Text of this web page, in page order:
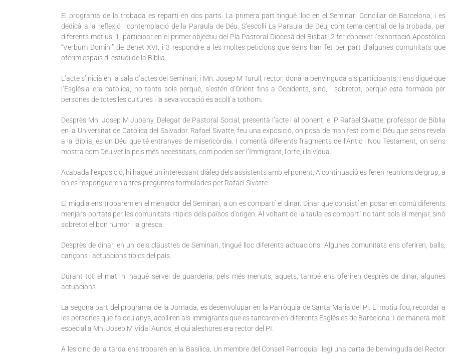
El programa de la trobada es repartí en dos parts. La primera part tingué lloc en el Seminari Conciliar de Barcelona, i es
dedicà a la reflexió i contemplació de la Paraula de Déu. S’escolli La Paraula de Déu, com tema central de la trobada, per
diferents motius, 1, participar en el primer objectiu del Pla Pastoral Diocesà del Bisbat, 2 fer conèixer l’exhortació Apostòlica
“Verbum Domini” de Benet XVI, i 3 respondre a les moltes peticions que se’ns han fet per part d’algunes comunitats que
oferim espais d’ estudi de la Bíblia .
L’acte s’inicià en la sala d’actes del Seminari, i Mn. Josep M Turull, rector, donà la benvinguda als participants, i ens digué que
l’Església era catòlica, no tants sols perquè, s’estén d’Orient fins a Occidents, sinó, i sobretot, perquè esta formada per
persones de totes les cultures i la seva vocació és acollí a tothom.
Desprès Mn. Josep M Jubany, Delegat de Pastoral Social, presentà l’acte i al ponent, el P Rafael Sivatte, professor de Bíblia
en la Universitat de Catòlica del Salvador. Rafael Sivatte, feu una exposició, on posà de manifest com el Déu que se’ns revela
a la Bíblia, és un Déu que té entranyes de misericòrdia. I comentà diferents fragments de l’Antic i Nou Testament, on se’ns
mostra com Déu vetlla pels més necessitats, com poden ser l’Immigrant, l’orfe, i la vídua.
Acabada l’exposició, hi hagué un interessant diàleg dels assistents amb el ponent. A continuació es feren reunions de grup, a
on es respongueren a tres preguntes formulades per Rafael Sivatte.
El migdia ens trobarem en el menjador del Seminari, a on es compartí el dinar. Dinar que consistí en posar en comú diferents
menjars portats per les comunitats i típics dels països d’origen. Al voltant de la taula es compartí no tant sols el menjar, sinó
sobretot el bon humor i la gresca.
Desprès de dinar, en un dels claustres de Seminari, tingué lloc diferents actuacions. Algunes comunitats ens oferiren, balls,
cançons i actuacions típics del país.
Durant tot el mati hi hagué servei de guarderia, pels més menuts, aquets, també ens oferiren desprès de dinar, algunes
actuacions.
La segona part del programa de la Jornada, es desenvolupar en la Parròquia de Santa Maria del Pi. El motiu fou, recordar a
les persones que fa deu anys, acolliren als immigrants que es tancaren en diferents Esglésies de Barcelona. I de manera molt
especial a Mn. Josep M Vidal Aunós, el qui aleshores era rector del PI.
A les cinc de la tarda ens trobaren en la Basílica, Un membre del Consell Parroquial llegí una carta de benvinguda del Rector